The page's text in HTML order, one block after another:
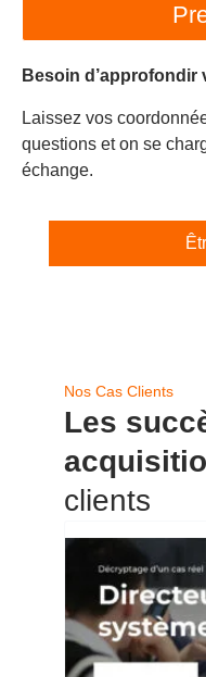
Besoin d’approfondir
Laissez vos
questions et on se
échange.
Nos Cas Clients
Les
clients